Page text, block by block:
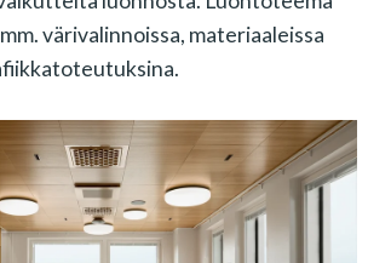
värivalinnoissa, materiaaleissa